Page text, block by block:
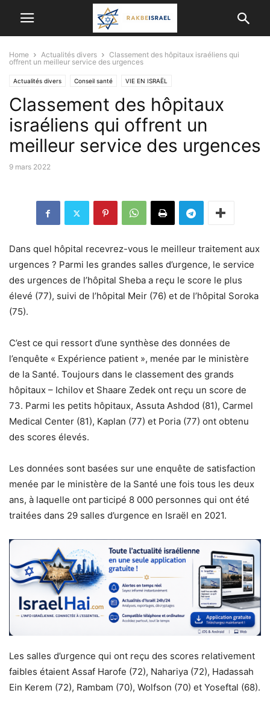
Home Actualités divers
Classement des hôpitaux israéliens qui
offrent un meilleur service des urgences
Actualités divers Conseil santé VIE EN ISRAËL
Classement des hôpitaux
israéliens qui offrent un
meilleur service des urgences
9 mars 2022
Dans quel hôpital recevrez-vous le meilleur traitement aux
urgences ? Parmi les grandes salles d’urgence, le service
des urgences de l’hôpital Sheba a reçu le score le plus
élevé (77), suivi de l’hôpital Meir (76) et de l’hôpital Soroka
(75).
C’est ce qui ressort d’une synthèse des données de
l’enquête « Expérience patient », menée par le ministère
de la Santé. Toujours dans le classement des grands
hôpitaux – Ichilov et Shaare Zedek ont ​​reçu un score de
73. Parmi les petits hôpitaux, Assuta Ashdod (81), Carmel
Medical Center (81), Kaplan (77) et Poria (77) ont obtenu
des scores élevés.
Les données sont basées sur une enquête de satisfaction
menée par le ministère de la Santé une fois tous les deux
ans, à laquelle ont participé 8 000 personnes qui ont été
traitées dans 29 salles d’urgence en Israël en 2021.
Les salles d’urgence qui ont reçu des scores relativement
faibles étaient Assaf Harofe (72), Nahariya (72), Hadassah
Ein Kerem (72), Rambam (70), Wolfson (70) et Yoseftal (68).